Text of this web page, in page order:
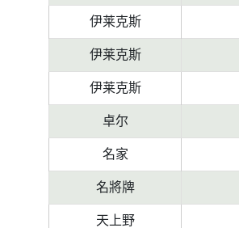
伊莱克斯
伊莱克斯
伊莱克斯
卓尔
名家
名將牌
天上野